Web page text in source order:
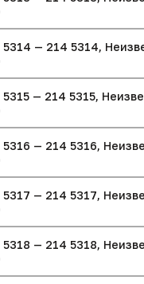
— 214 5314,
— 214 5315,
— 214 5316,
— 214 5317,
— 214 5318,